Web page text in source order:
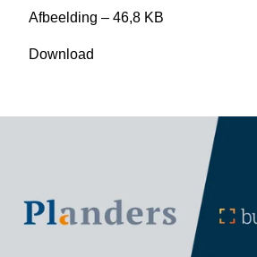
Afbeelding – 46,8 KB
Download